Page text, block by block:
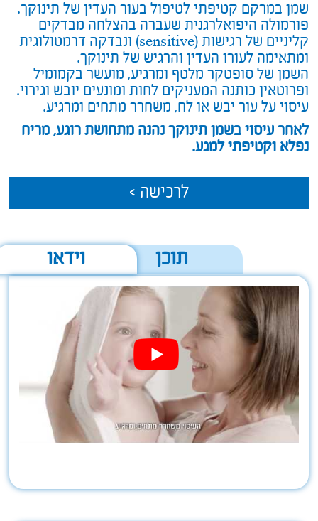
שמן במרקם קטיפתי לטיפול בעור העדין של תינוקך.
פורמולה היפואלרגנית שעברה בהצלחה מבדקים
קליניים של רגישות (sensitive) ונבדקה דרמטולוגית
ומתאימה לעורו העדין והרגיש של תינוקך.
השמן של סופטקר מלטף ומרגיע, מועשר בקמומיל
ופרוטאין כותנה המעניקים לחות ומונעים יובש וגירוי.
עיסוי על עור יבש או לח, משחרר מתחים ומרגיע.
לאחר עיסוי בשמן תינוקך נהנה מתחושת רוגע, מריח
נפלא וקטיפתי למגע.
לרכישה >
וידאו תוכן